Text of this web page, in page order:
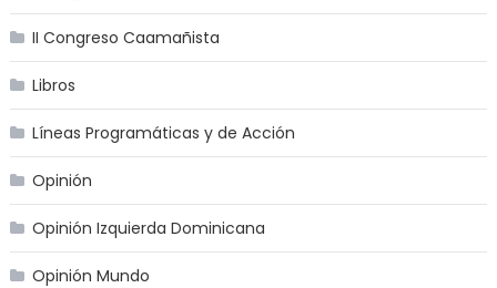
II Congreso Caamañista
Libros
Líneas Programáticas y de Acción
Opinión
Opinión Izquierda Dominicana
Opinión Mundo